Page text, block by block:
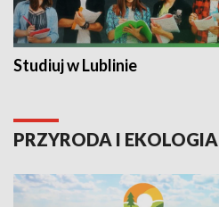
Studiuj w Lublinie
PRZYRODA I EKOLOGIA